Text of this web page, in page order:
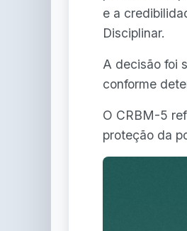
e a
Disciplinar.
A decisão foi
conforme
O CRBM-5
proteção da